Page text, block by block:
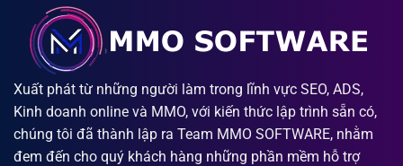
Xuất phát từ những người làm trong lĩnh vực SEO, ADS,
Kinh doanh online và MMO, với kiến thức lập trình sẵn có,
chúng tôi đã thành lập ra Team MMO SOFTWARE, nhằm
đem đến cho quý khách hàng những phần mềm hỗ trợ